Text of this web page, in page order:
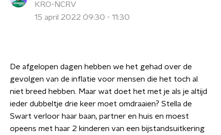
KRO-NCRV
15 april 2022 09:30 - 11:30
De afgelopen dagen hebben we het gehad over de
gevolgen van de inflatie voor mensen die het toch al
niet breed hebben. Maar wat doet het met je als je altijd
ieder dubbeltje drie keer moet omdraaien? Stella de
Swart verloor haar baan, partner en huis en moest
opeens met haar 2 kinderen van een bijstandsuitkering